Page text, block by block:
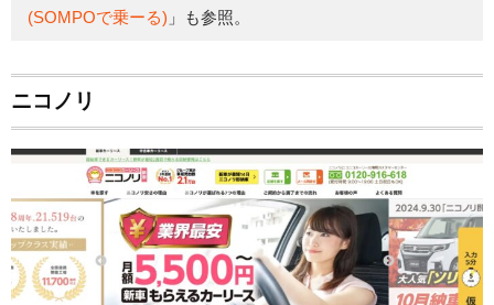
(SOMPOで乗ーる) 」も参照。
ニコノリ